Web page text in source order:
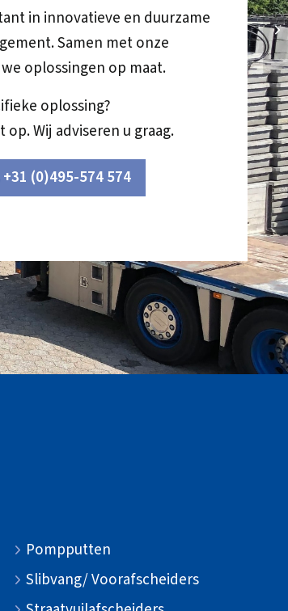
in innovatieve en duurzame
Samen met onze
oplossingen op maat.
oplossing?
Wij adviseren u graag.
+31 (0)495-574 574
Pompputten
Slibvang/ Voorafscheiders